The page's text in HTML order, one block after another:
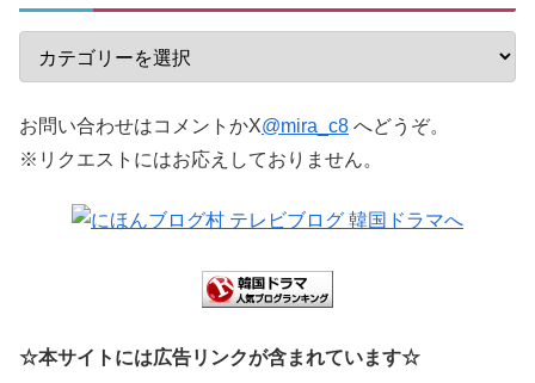
お問い合わせはコメントかX@mira_c8 へどうぞ。
※リクエストにはお応えしておりません。
☆本サイトには広告リンクが含まれています☆